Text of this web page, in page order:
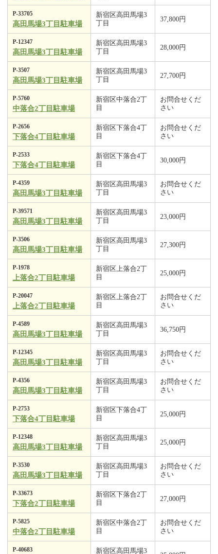
P-33705
高田馬場3丁目駐車場
新宿区高田馬場3
丁目
37,800円
P-12347
高田馬場3丁目駐車場
新宿区高田馬場3
丁目
28,000円
P-3507
高田馬場3丁目駐車場
新宿区高田馬場3
丁目
27,700円
P-5760
中落合2丁目駐車場
新宿区中落合2丁
目
お問合せくだ
さい
P-2656
下落合4丁目駐車場
新宿区下落合4丁
目
お問合せくだ
さい
P-2533
下落合4丁目駐車場
新宿区下落合4丁
目
30,000円
P-4359
高田馬場3丁目駐車場
新宿区高田馬場3
丁目
お問合せくだ
さい
P-39571
高田馬場3丁目駐車場
新宿区高田馬場3
丁目
23,000円
P-3506
高田馬場3丁目駐車場
新宿区高田馬場3
丁目
27,300円
P-1978
上落合2丁目駐車場
新宿区上落合2丁
目
25,000円
P-20047
上落合2丁目駐車場
新宿区上落合2丁
目
お問合せくだ
さい
P-4589
高田馬場3丁目駐車場
新宿区高田馬場3
丁目
36,750円
P-12345
高田馬場3丁目駐車場
新宿区高田馬場3
丁目
お問合せくだ
さい
P-4356
高田馬場3丁目駐車場
新宿区高田馬場3
丁目
お問合せくだ
さい
P-2753
下落合4丁目駐車場
新宿区下落合4丁
目
25,000円
P-12348
高田馬場3丁目駐車場
新宿区高田馬場3
丁目
25,000円
P-3530
高田馬場3丁目駐車場
新宿区高田馬場3
丁目
お問合せくだ
さい
P-33673
下落合2丁目駐車場
新宿区下落合2丁
目
27,000円
P-5825
中落合2丁目駐車場
新宿区中落合2丁
目
お問合せくだ
さい
P-40683 新宿区高田馬場3